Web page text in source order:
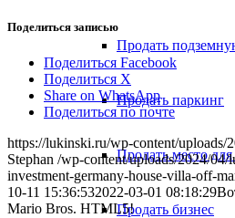
Продать
Продать паркинг
Продать место
Продать бизнес
Поделиться записью
Поделиться Facebook
Поделиться X
Share on WhatsApp
Поделиться по почте
https://lukinski.ru/wp-content/uploads/
Stephan /wp-content/uploads/2024/04/
investment-germany-house-villa-off-
10-11 15:36:532022-03-01 08:18:29
Mario Bros. HTML5!